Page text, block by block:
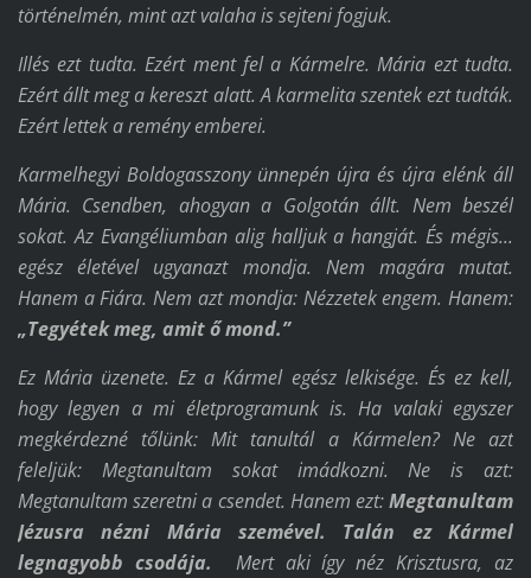
történelmén, mint azt valaha is sejteni fogjuk.
Illés ezt tudta. Ezért ment fel a Kármelre. Mária ezt tudta.
Ezért állt meg a kereszt alatt. A karmelita szentek ezt tudták.
Ezért lettek a remény emberei.
Karmelhegyi Boldogasszony ünnepén újra és újra elénk áll
Mária. Csendben, ahogyan a Golgotán állt. Nem beszél
sokat. Az Evangéliumban alig halljuk a hangját. És mégis...
egész életével ugyanazt mondja. Nem magára mutat.
Hanem a Fiára. Nem azt mondja: Nézzetek engem. Hanem:
„Tegyétek meg, amit ő mond.”
Ez Mária üzenete. Ez a Kármel egész lelkisége. És ez kell,
hogy legyen a mi életprogramunk is. Ha valaki egyszer
megkérdezné tőlünk: Mit tanultál a Kármelen? Ne azt
feleljük: Megtanultam sokat imádkozni. Ne is azt:
Megtanultam szeretni a csendet. Hanem ezt:Megtanultam
Jézusra nézni Mária szemével. Talán ez Kármel
legnagyobb csodája.
Mert aki így néz Krisztusra, az